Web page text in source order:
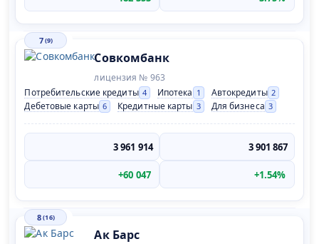
7(9)
Совкомбанк
лицензия № 963
Потребительские кредиты 4 Ипотека 1 Автокредиты 2
Дебетовые карты 6 Кредитные карты 3 Для бизнеса 3
3 961 914 3 901 867
+60 047 +1.54%
8(16)
Ак Барс